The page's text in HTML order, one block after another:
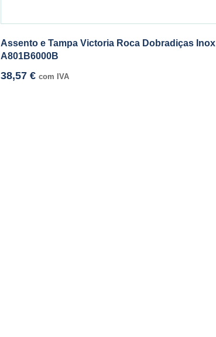
Assento e Tampa Victoria Roca Dobradiças Inox
A801B6000B
38,57 € com IVA